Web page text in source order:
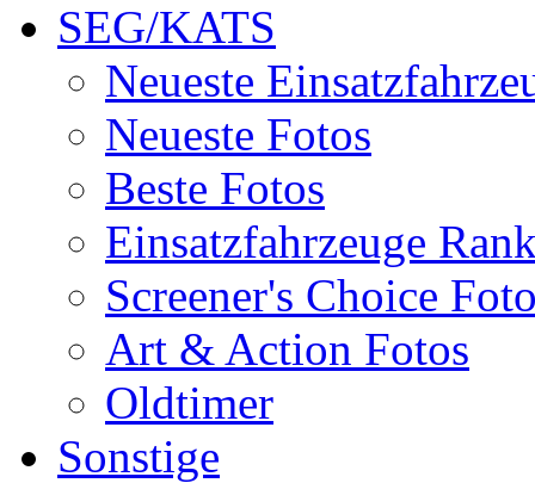
SEG/KATS
Neueste
Neueste Fotos
Beste Fotos
Einsatzfahrzeuge
Screener's Choice
Art & Action Fotos
Oldtimer
Sonstige